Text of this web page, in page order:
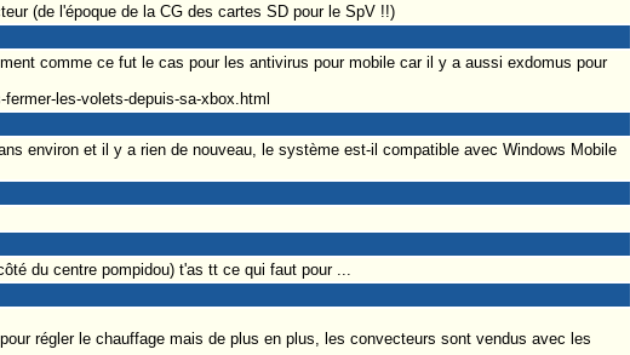
(de l'époque de la CG des cartes SD pour le SpV !!)
comme ce fut le cas pour les antivirus pour mobile car il y a aussi exdomus pour
les-volets-depuis-sa-xbox.html
environ et il y a rien de nouveau, le système est-il compatible avec Windows Mobile
du centre pompidou) t'as tt ce qui faut pour ...
régler le chauffage mais de plus en plus, les convecteurs sont vendus avec les